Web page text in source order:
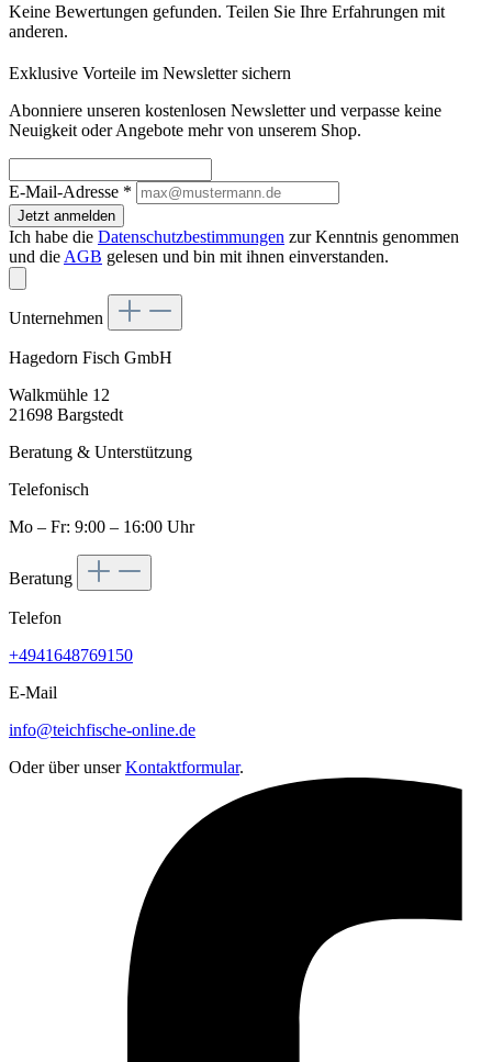
Keine Bewertungen gefunden. Teilen Sie Ihre Erfahrungen mit
anderen.
Exklusive Vorteile im Newsletter sichern
Abonniere unseren kostenlosen Newsletter und verpasse keine
Neuigkeit oder Angebote mehr von unserem Shop.
E-Mail-Adresse *
Jetzt anmelden
Ich habe die Datenschutzbestimmungen zur Kenntnis genommen
und die AGB gelesen und bin mit ihnen einverstanden.
Unternehmen
Hagedorn Fisch GmbH
Walkmühle 12
21698 Bargstedt
Beratung & Unterstützung
Telefonisch
Mo – Fr: 9:00 – 16:00 Uhr
Beratung
Telefon
+4941648769150
E-Mail
info@teichfische-online.de
Oder über unserKontaktformular.